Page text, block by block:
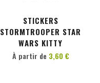
STICKERS
STORMTROOPER STAR
WARS KITTY
À partir de 3,60 €